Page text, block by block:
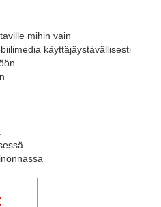
mihin vain
käyttäjäystävällisesti